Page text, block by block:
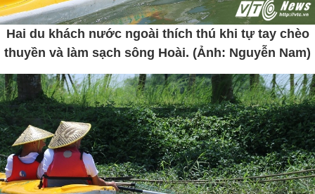
Hai du khách nước ngoài thích thú khi tự tay chèo
thuyền và làm sạch sông Hoài. (Ảnh: Nguyễn Nam)